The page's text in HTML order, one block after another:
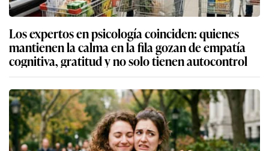
Los expertos en psicología coinciden: quienes
mantienen la calma en la fila gozan de empatía
cognitiva, gratitud y no solo tienen autocontrol